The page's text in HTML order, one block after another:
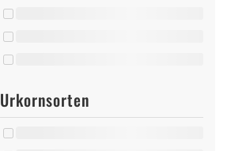
Urkornsorten